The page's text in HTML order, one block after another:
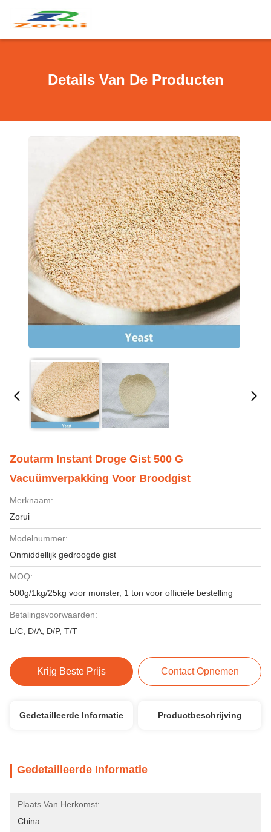
Details Van De Producten
Zoutarm Instant Droge Gist 500 G
Vacuümverpakking Voor Broodgist
Merknaam:
Zorui
Modelnummer:
Onmiddellijk gedroogde gist
MOQ:
500g/1kg/25kg voor monster, 1 ton voor officiële bestelling
Betalingsvoorwaarden:
L/C, D/A, D/P, T/T
Krijg Beste Prijs Contact Opnemen
Gedetailleerde Informatie Productbeschrijving
Gedetailleerde Informatie
Plaats Van Herkomst:
China